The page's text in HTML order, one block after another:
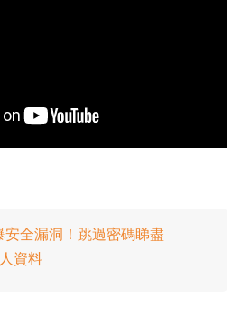
安全漏洞！跳過密碼睇盡
資料